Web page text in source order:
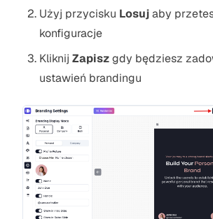
Użyj przycisku Losujaby
konfiguracje
Kliknij Zapiszgdy będziesz
ustawień brandingu